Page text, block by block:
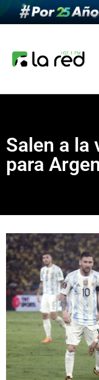
Salen a la
para